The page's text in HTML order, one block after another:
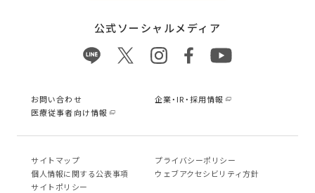
公式ソーシャルメディア
お問い合わせ
企業・IR・採用情報
医療従事者向け情報
サイトマップ
プライバシーポリシー
個⼈情報に関する公表事項
ウェブアクセシビリティ方針
サイトポリシー